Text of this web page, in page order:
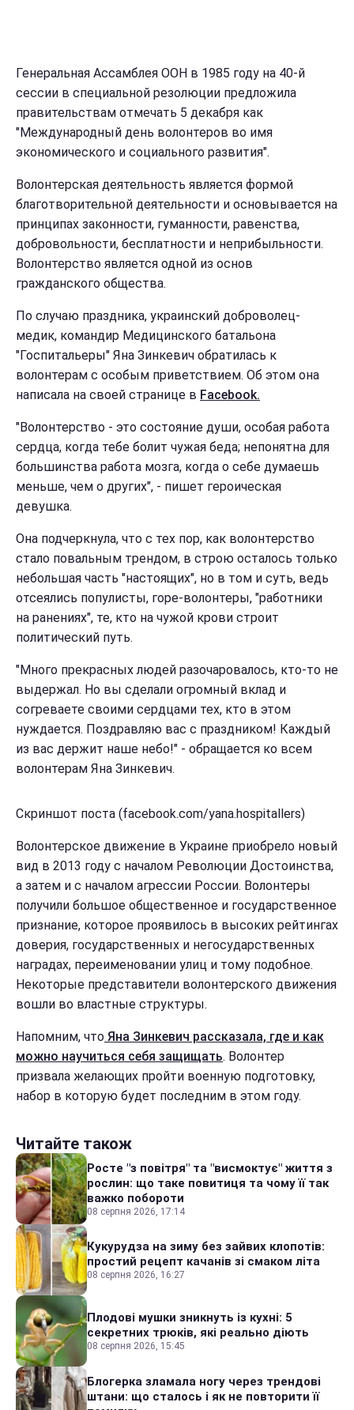
Генеральная Ассамблея ООН в 1985 году на 40-й
сессии в специальной резолюции предложила
правительствам отмечать 5 декабря как
"Международный день волонтеров во имя
экономического и социального развития".
Волонтерская деятельность является формой
благотворительной деятельности и основывается на
принципах законности, гуманности, равенства,
добровольности, бесплатности и неприбыльности.
Волонтерство является одной из основ
гражданского общества.
По случаю праздника, украинский доброволец-
медик, командир Медицинского батальона
"Госпитальеры" Яна Зинкевич обратилась к
волонтерам с особым приветствием. Об этом она
написала на своей странице в Facebook.
"Волонтерство - это состояние души, особая работа
сердца, когда тебе болит чужая беда; непонятна для
большинства работа мозга, когда о себе думаешь
меньше, чем о других", - пишет героическая
девушка.
Она подчеркнула, что с тех пор, как волонтерство
стало повальным трендом, в строю осталось только
небольшая часть "настоящих", но в том и суть, ведь
отсеялись популисты, горе-волонтеры, "работники
на ранениях", те, кто на чужой крови строит
политический путь.
"Много прекрасных людей разочаровалось, кто-то не
выдержал. Но вы сделали огромный вклад и
согреваете своими сердцами тех, кто в этом
нуждается. Поздравляю вас с праздником! Каждый
из вас держит наше небо!" - обращается ко всем
волонтерам Яна Зинкевич.
Скриншот поста (facebook.com/yana.hospitallers)
Волонтерское движение в Украине приобрело новый
вид в 2013 году с началом Революции Достоинства,
а затем и с началом агрессии России. Волонтеры
получили большое общественное и государственное
признание, которое проявилось в высоких рейтингах
доверия, государственных и негосударственных
наградах, переименовании улиц и тому подобное.
Некоторые представители волонтерского движения
вошли во властные структуры.
Напомним, что Яна Зинкевич рассказала, где и как
можно научиться себя защищать. Волонтер
призвала желающих пройти военную подготовку,
набор в которую будет последним в этом году.
Читайте також
Росте "з повітря" та "висмоктує" життя з
рослин: що таке повитиця та чому її так
важко побороти
08 серпня 2026, 17:14
Кукурудза на зиму без зайвих клопотів:
простий рецепт качанів зі смаком літа
08 серпня 2026, 16:27
Плодові мушки зникнуть із кухні: 5
секретних трюків, які реально діють
08 серпня 2026, 15:45
Блогерка зламала ногу через трендові
штани: що сталось і як не повторити її